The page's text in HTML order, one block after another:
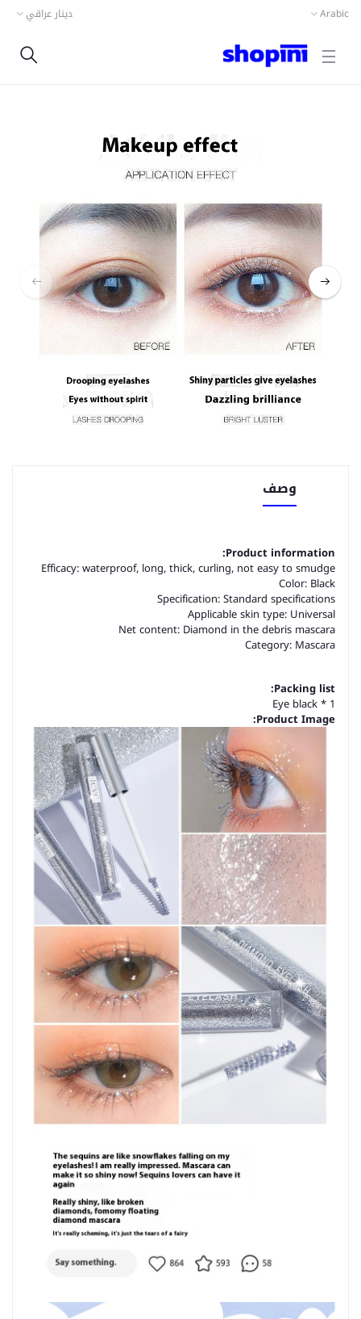
Arabic دينار عراقي
وصف
Product information:
Efficacy: waterproof, long, thick, curling, not easy to smudge
Color: Black
Specification: Standard specifications
Applicable skin type: Universal
Net content: Diamond in the debris mascara
Category: Mascara
Packing list:
Eye black * 1
Product Image: